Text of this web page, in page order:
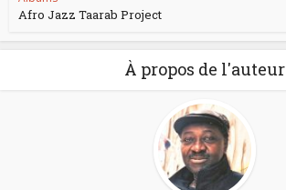
Afro Jazz Taarab Project
À propos de l'auteur